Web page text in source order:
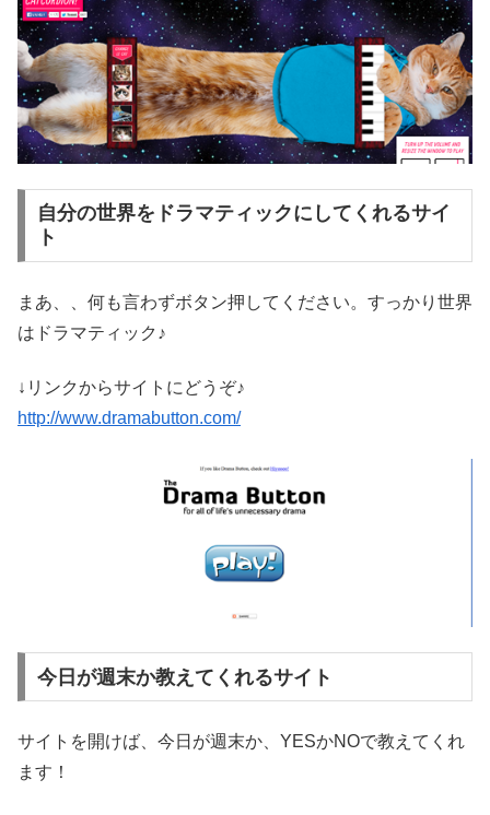
自分の世界をドラマティックにしてくれるサイ
ト
まあ、、何も言わずボタン押してください。すっかり世界
はドラマティック♪
↓リンクからサイトにどうぞ♪
http://www.dramabutton.com/
今日が週末か教えてくれるサイト
サイトを開けば、今日が週末か、YESかNOで教えてくれ
ます！